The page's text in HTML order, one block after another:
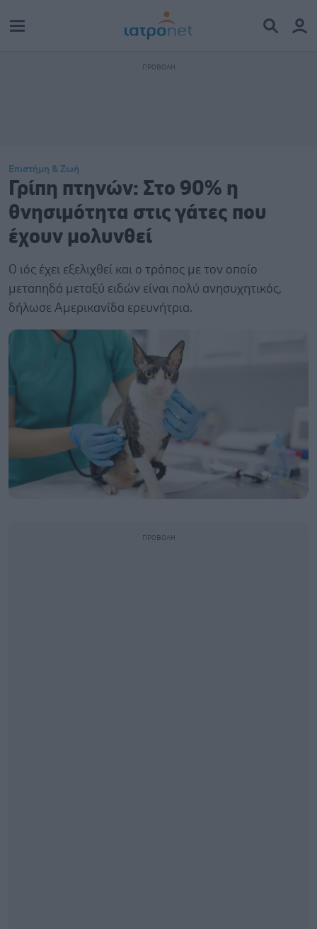
Επιστήμη & Ζωή
Γρίπη πτηνών: Στο 90% η
θνησιμότητα στις γάτες που
έχουν μολυνθεί
Ο ιός έχει εξελιχθεί και ο τρόπος με τον οποίο
μεταπηδά μεταξύ ειδών είναι πολύ ανησυχητικός,
δήλωσε Αμερικανίδα ερευνήτρια.